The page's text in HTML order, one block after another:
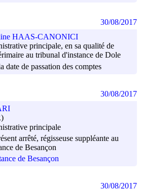
HAAS-CANONICI
principale, en sa qualité de
au tribunal d'instance de Dole
date de passation des comptes
30/08/2017
principale
arrêté, régisseuse suppléante au
de Besançon
de Besançon
30/08/2017
30/08/2017